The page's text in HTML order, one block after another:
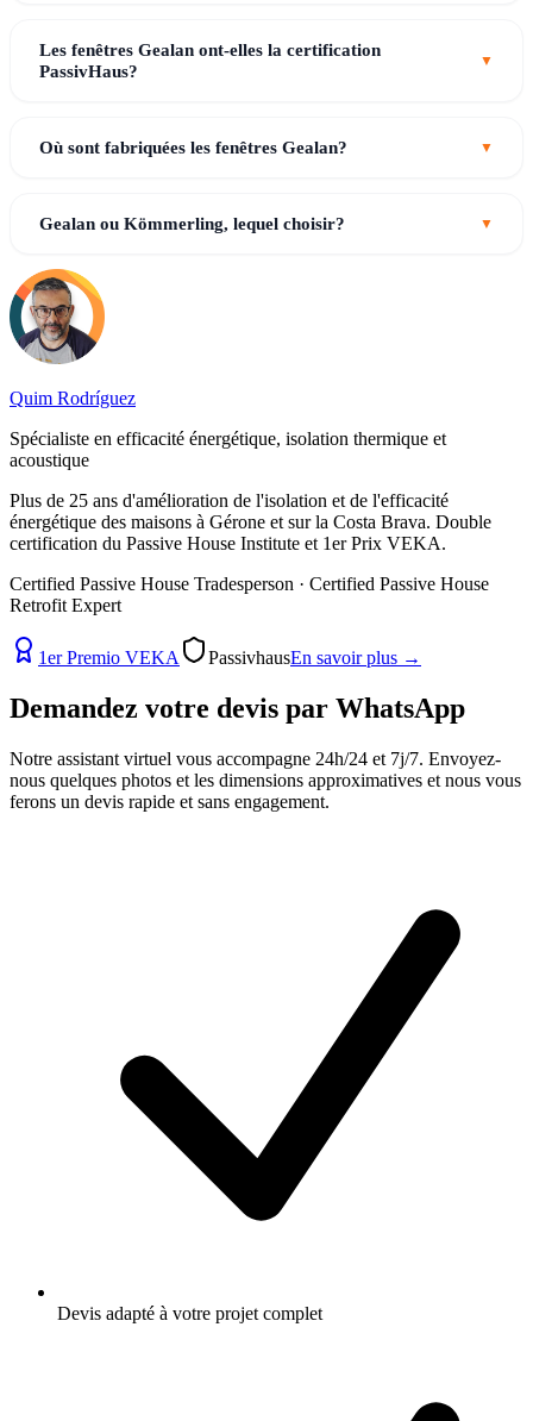
Les fenêtres Gealan ont-elles la certification
PassivHaus?
Où sont fabriquées les fenêtres Gealan?
Gealan ou Kömmerling, lequel choisir?
Quim Rodríguez
Spécialiste en efficacité énergétique, isolation thermique et
acoustique
Plus de 25 ans d'amélioration de l'isolation et de l'efficacité
énergétique des maisons à Gérone et sur la Costa Brava. Double
certification du Passive House Institute et 1er Prix VEKA.
Certified Passive House Tradesperson · Certified Passive House
Retrofit Expert
1er Premio VEKA PassivhausEn savoir plus →
Demandez votre devis par WhatsApp
Notre assistant virtuel vous accompagne 24h/24 et 7j/7. Envoyez-
nous quelques photos et les dimensions approximatives et nous vous
ferons un devis rapide et sans engagement.
Devis adapté à votre projet complet